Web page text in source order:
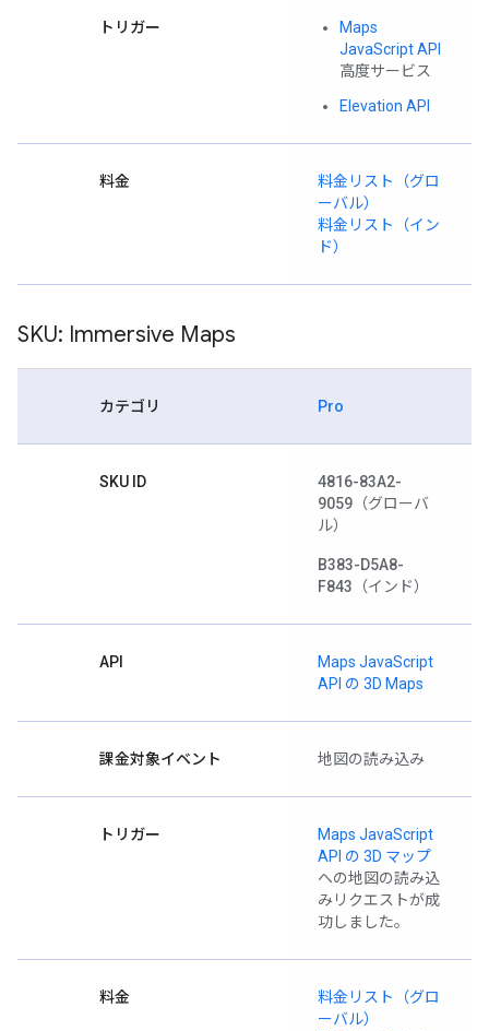
トリガー
Maps
JavaScript API
高度サービス
Elevation API
料金
料金リスト（グロ
ーバル）
料金リスト（イン
ド）
SKU: Immersive Maps
カテゴリ Pro
SKU ID
4816-83A2-
9059 （グローバ
ル）
B383-D5A8-
F843 （インド）
API
Maps JavaScript
API の 3D Maps
課金対象イベント 地図の読み込み
トリガー
Maps JavaScript
API の 3D マップ
への地図の読み込
みリクエストが成
功しました。
料金
料金リスト（グロ
ーバル）